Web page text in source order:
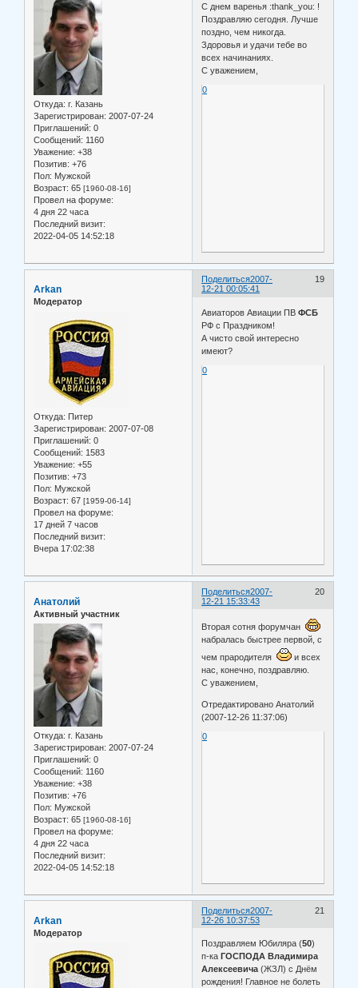
Откуда: г. Казань
Зарегистрирован: 2007-07-24
Приглашений: 0
Сообщений: 1160
Уважение: +38
Позитив: +76
Пол: Мужской
Возраст: 65 [1960-08-16]
Провел на форуме:
4 дня 22 часа
Последний визит:
2022-04-05 14:52:18
С днем варенья :thank_you: !
Поздравляю сегодня. Лучше
поздно, чем никогда.
Здоровья и удачи тебе во
всех начинаниях.
С уважением,
0
Поделиться 19
2007-
12-21 00:05:41
Arkan
Модератор
Откуда: Питер
Зарегистрирован: 2007-07-08
Приглашений: 0
Сообщений: 1583
Уважение: +55
Позитив: +73
Пол: Мужской
Возраст: 67 [1959-06-14]
Провел на форуме:
17 дней 7 часов
Последний визит:
Вчера 17:02:38
Авиаторов Авиации ПВФСБ
РФ с Праздником!
А чисто свой интересно
имеют?
0
Поделиться 20
2007-
12-21 15:33:43
Анатолий
Активный участник
Откуда: г. Казань
Зарегистрирован: 2007-07-24
Приглашений: 0
Сообщений: 1160
Уважение: +38
Позитив: +76
Пол: Мужской
Возраст: 65 [1960-08-16]
Провел на форуме:
4 дня 22 часа
Последний визит:
2022-04-05 14:52:18
Вторая сотня форумчан
набралась быстрее первой, с
чем прародителя
и всех
нас, конечно, поздравляю.
С уважением,
Отредактировано Анатолий
(2007-12-26 11:37:06)
0
Поделиться 21
2007-
12-26 10:37:53
Arkan
Модератор
Поздравляем Юбиляра (50)
п-ка ГОСПОДА Владимира
Алексеевича(ЖЗЛ) с Днём
рождения! Главное не болеть